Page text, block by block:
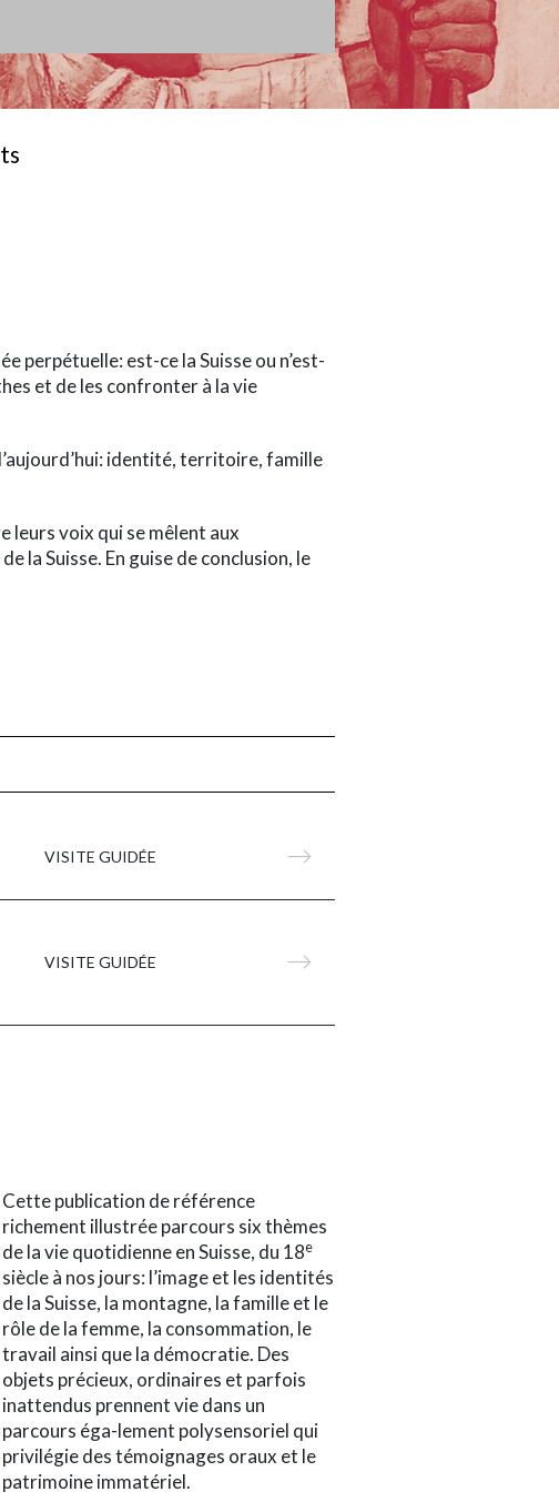
perpétuelle: est-ce la Suisse ou n’est-
et de les confronter à la vie
identité, territoire, famille
voix qui se mêlent aux
la Suisse. En guise de conclusion, le
VISITE GUIDÉE
VISITE GUIDÉE
Cette publication de référence
richement illustrée parcours six thèmes
de la vie quotidienne en Suisse, du 18e
siècle à nos jours: l’image et les identités
de la Suisse, la montagne, la famille et le
rôle de la femme, la consommation, le
travail ainsi que la démocratie. Des
objets précieux, ordinaires et parfois
inattendus prennent vie dans un
parcours éga-lement polysensoriel qui
privilégie des témoignages oraux et le
patrimoine immatériel.